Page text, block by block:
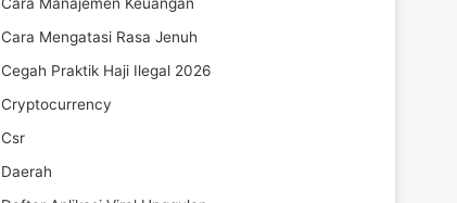
Cara Mengatasi Rasa Jenuh
Cegah Praktik Haji Ilegal 2026
Cryptocurrency
Csr
Daerah